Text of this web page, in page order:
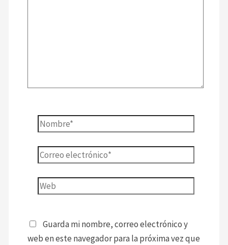
Nombre*
Correo
electrónico*
Web
Guarda mi nombre, correo electrónico y
web en este navegador para la próxima vez que